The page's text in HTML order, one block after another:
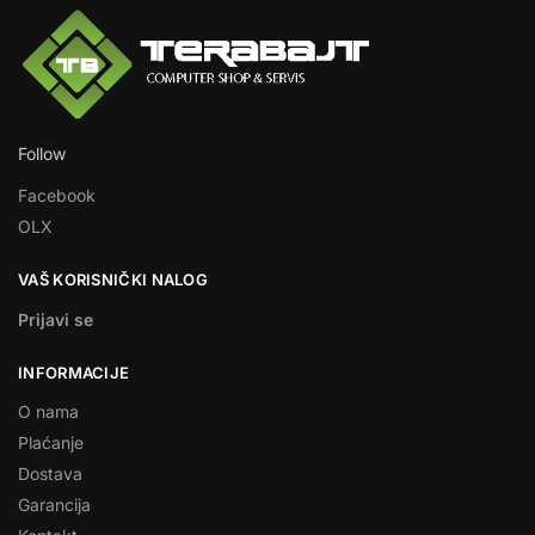
Follow
Facebook
OLX
VAŠ KORISNIČKI NALOG
Prijavi se
INFORMACIJE
O nama
Plaćanje
Dostava
Garancija